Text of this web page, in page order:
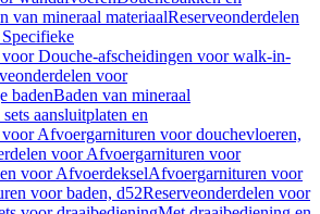
van mineraal materiaalReserveonderdelen
voor Douche-afscheidingen voor walk-in-
voor
badenBaden van mineraal
aansluitplaten en
Afvoergarnituren voor douchevloeren,
voor Afvoergarnituren voor
voor AfvoerdekselAfvoergarnituren voor
voor baden, d52Reserveonderdelen voor